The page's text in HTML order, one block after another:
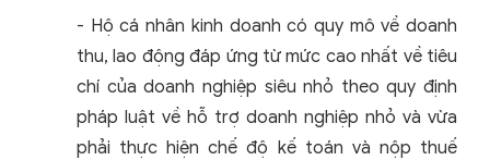
- Hộ cá nhân kinh doanh có quy mô về doanh
thu, lao động đáp ứng từ mức cao nhất về tiêu
chí của doanh nghiệp siêu nhỏ theo quy định
pháp luật về hỗ trợ doanh nghiệp nhỏ và vừa
phải thực hiện chế độ kế toán và nộp thuế